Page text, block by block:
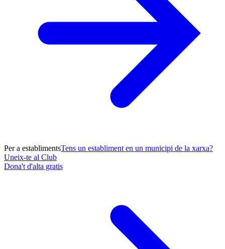
Per a establimentsTens un establiment en un municipi de la xarxa?
Uneix-te al Club
Dona't d'alta gratis